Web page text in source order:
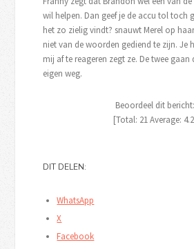
wil helpen. Dan geef je de accu tol toch
het zo zielig vindt? snauwt Merel op
niet van de woorden gediend te zijn. Je
mij af te reageren zegt ze. De twee gaan
eigen weg.
Beoordeel dit bericht:
[Total: 21Average: 4.2
DIT DELEN:
WhatsApp
X
Facebook